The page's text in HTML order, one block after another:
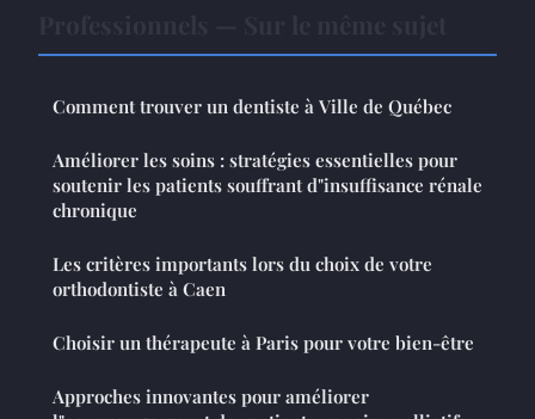
Comment trouver un dentiste à Ville de Québec
Améliorer les soins : stratégies essentielles pour
soutenir les patients souffrant d"insuffisance rénale
chronique
Les critères importants lors du choix de votre
orthodontiste à Caen
Choisir un thérapeute à Paris pour votre bien-être
Approches innovantes pour améliorer